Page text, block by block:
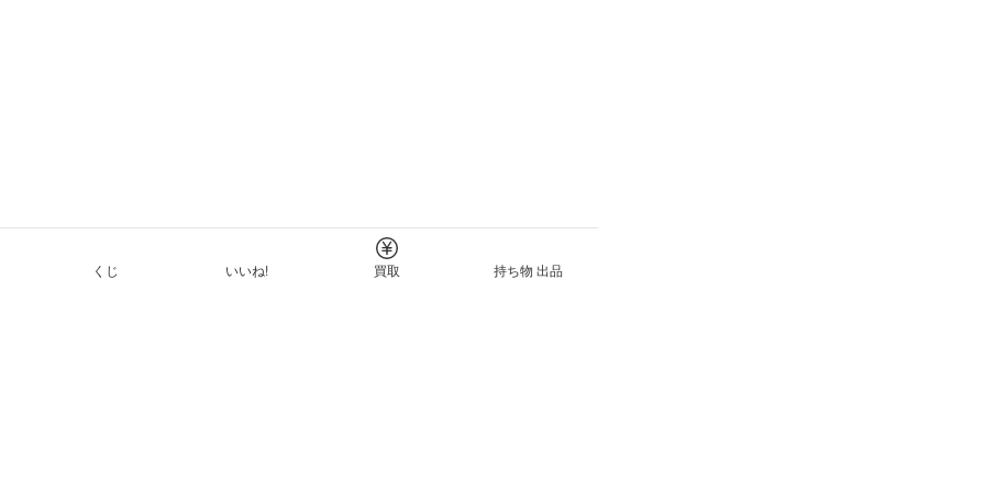
くじ いいね! 買取 持ち物 出品